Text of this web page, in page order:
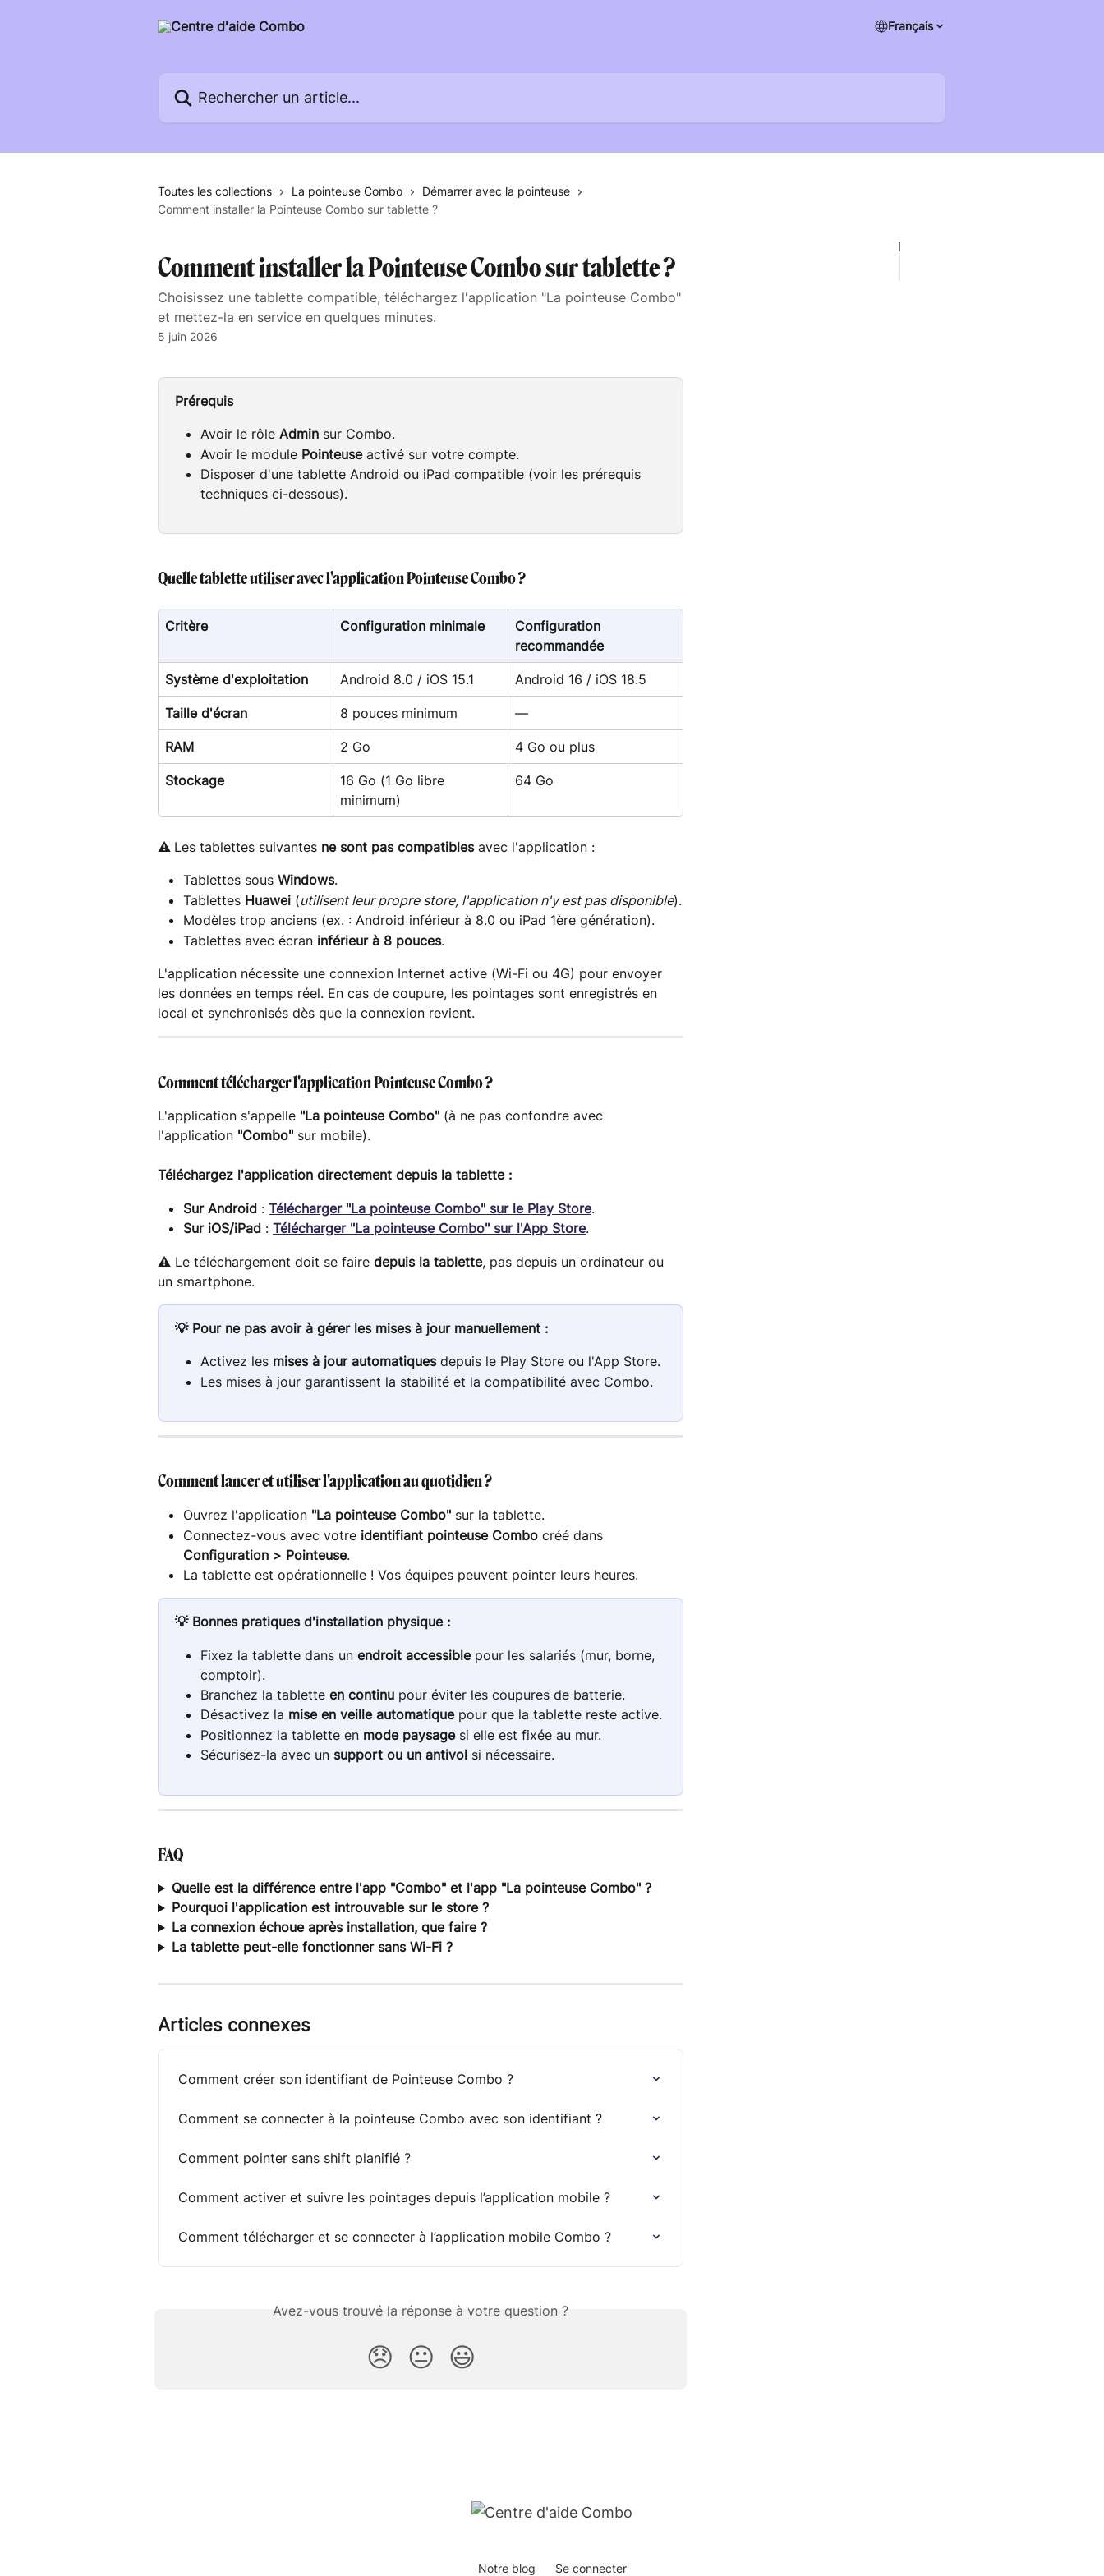
Français
Toutes les collections La pointeuse Combo
Démarrer avec la pointeuse
Comment installer la Pointeuse Combo sur tablette ?
Comment installer la Pointeuse Combo sur tablette ?
Choisissez une tablette compatible, téléchargez l'application "La pointeuse Combo"
et mettez-la en service en quelques minutes.
5 juin 2026
Prérequis
Avoir le rôle Admin sur Combo.
Avoir le module Pointeuse activé sur votre compte.
Disposer d'une tablette Android ou iPad compatible (voir les prérequis
techniques ci-dessous).
Quelle tablette utiliser avec l'application Pointeuse Combo ?
Critère Configuration minimale
Configuration
recommandée
Système d'exploitation Android 8.0 / iOS 15.1 Android 16 / iOS 18.5
Taille d'écran 8 pouces minimum —
RAM 2 Go 4 Go ou plus
Stockage
16 Go (1 Go libre
minimum)
64 Go
⚠️ Les tablettes suivantes ne sont pas compatibles avec l'application :
Tablettes sous Windows.
Tablettes Huawei (utilisent leur propre store, l'application n'y est pas disponible).
Modèles trop anciens (ex. : Android inférieur à 8.0 ou iPad 1ère génération).
Tablettes avec écran inférieur à 8 pouces.
L'application nécessite une connexion Internet active (Wi-Fi ou 4G) pour envoyer
les données en temps réel. En cas de coupure, les pointages sont enregistrés en
local et synchronisés dès que la connexion revient.
Comment télécharger l'application Pointeuse Combo ?
L'application s'appelle "La pointeuse Combo" (à ne pas confondre avec
l'application "Combo" sur mobile).
Téléchargez l'application directement depuis la tablette :
Sur Android : Télécharger "La pointeuse Combo" sur le Play Store.
Sur iOS/iPad : Télécharger "La pointeuse Combo" sur l'App Store.
⚠️ Le téléchargement doit se faire depuis la tablette, pas depuis un ordinateur ou
un smartphone.
💡 Pour ne pas avoir à gérer les mises à jour manuellement :
Activez les mises à jour automatiques depuis le Play Store ou l'App Store.
Les mises à jour garantissent la stabilité et la compatibilité avec Combo.
Comment lancer et utiliser l'application au quotidien ?
Ouvrez l'application "La pointeuse Combo" sur la tablette.
Connectez-vous avec votre identifiant pointeuse Combo créé dans
Configuration > Pointeuse.
La tablette est opérationnelle ! Vos équipes peuvent pointer leurs heures.
💡 Bonnes pratiques d'installation physique :
Fixez la tablette dans un endroit accessible pour les salariés (mur, borne,
comptoir).
Branchez la tablette en continu pour éviter les coupures de batterie.
Désactivez la mise en veille automatique pour que la tablette reste active.
Positionnez la tablette en mode paysage si elle est fixée au mur.
Sécurisez-la avec un support ou un antivol si nécessaire.
FAQ
Quelle est la différence entre l'app "Combo" et l'app "La pointeuse Combo" ?
Pourquoi l'application est introuvable sur le store ?
La connexion échoue après installation, que faire ?
La tablette peut-elle fonctionner sans Wi-Fi ?
Articles connexes
Comment créer son identifiant de Pointeuse Combo ?
Comment se connecter à la pointeuse Combo avec son identifiant ?
Comment pointer sans shift planifié ?
Comment activer et suivre les pointages depuis l’application mobile ?
Comment télécharger et se connecter à l’application mobile Combo ?
Avez-vous trouvé la réponse à votre question ?
😞 😐 😃
Notre blog Se connecter